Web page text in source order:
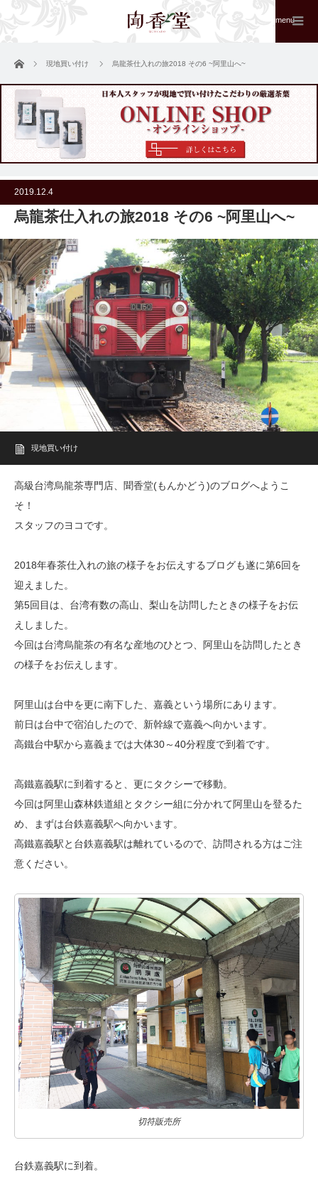
menu
ホーム 現地買い付け 烏龍茶仕入れの旅2018 その6 ~阿里山へ~
2019.12.4
烏龍茶仕入れの旅2018 その6 ~阿里山へ~
現地買い付け
高級台湾烏龍茶専門店、聞香堂(もんかどう)のブログへようこ
そ！
スタッフのヨコです。
2018年春茶仕入れの旅の様子をお伝えするブログも遂に第6回を
迎えました。
第5回目は、台湾有数の高山、梨山を訪問したときの様子をお伝
えしました。
今回は台湾烏龍茶の有名な産地のひとつ、阿里山を訪問したとき
の様子をお伝えします。
阿里山は台中を更に南下した、嘉義という場所にあります。
前日は台中で宿泊したので、新幹線で嘉義へ向かいます。
高鐵台中駅から嘉義までは大体30～40分程度で到着です。
高鐵嘉義駅に到着すると、更にタクシーで移動。
今回は阿里山森林鉄道組とタクシー組に分かれて阿里山を登るた
め、
まずは台鉄嘉義駅へ向かいます。
高鐵嘉義駅と台鉄嘉義駅は離れているので、訪問される方はご注
意ください。
切符販売所
台鉄嘉義駅に到着。